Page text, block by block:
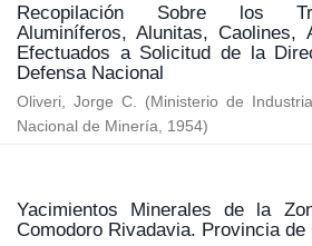
Recopilación Sobre los
Aluminíferos, Alunitas, Caolines,
Efectuados a Solicitud de la
Defensa Nacional
Oliveri, Jorge C. (Ministerio de
Nacional de Minería
1954)
Yacimientos Minerales de la
Comodoro Rivadavia. Provincia de